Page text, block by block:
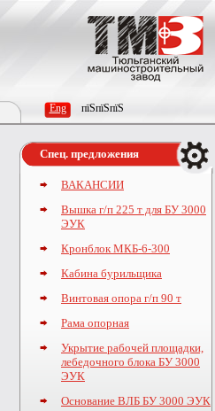
пїЅпїЅпїЅ
Eng
Спец. предложения
ВАКАНСИИ
Вышка г/п 225 т для БУ 3000
ЭУК
Кронблок МКБ-6-300
Кабина бурильщика
Винтовая опора г/п 90 т
Рама опорная
Укрытие рабочей площадки,
лебедочного блока БУ 3000
ЭУК
Основание ВЛБ БУ 3000 ЭУК